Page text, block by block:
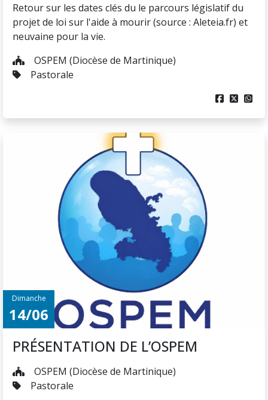
Retour sur les dates clés du le parcours législatif du
projet de loi sur l'aide à mourir (source : Aleteia.fr) et
neuvaine pour la vie.
OSPEM (Diocèse de Martinique)
Pastorale
  
Dimanche
14/06
PRÉSENTATION DE L’OSPEM
OSPEM (Diocèse de Martinique)
Pastorale